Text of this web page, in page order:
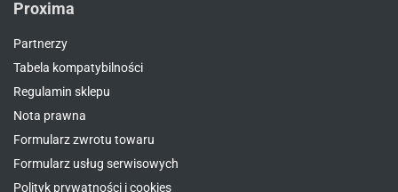
Proxima
Partnerzy
Tabela kompatybilności
Regulamin sklepu
Nota prawna
Formularz zwrotu towaru
Formularz usług serwisowych
Polityk prywatności i cookies